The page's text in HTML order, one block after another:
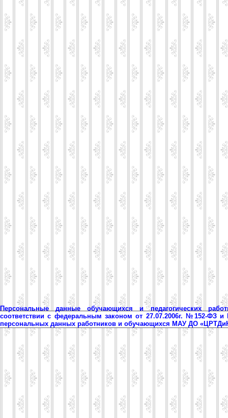
Персональные данные обучающихся и педагогических
соответствии с федеральным законом от 27.07.2006г. №152-ФЗ
персональных данных работников и обучающихся МАУ ДО